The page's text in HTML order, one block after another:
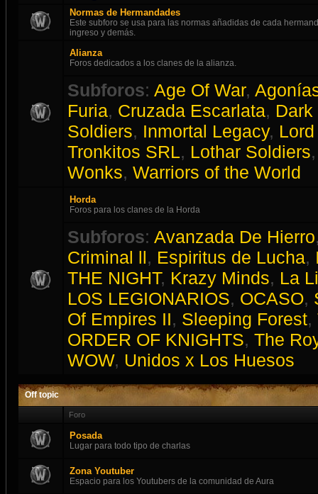
Normas de Hermandades
Este subforo se usa para las normas añadidas de cada
ingreso y demás.
Alianza
Foros dedicados a los clanes de la alianza.
Subforos: Age Of War,
Furia, Cruzada Escarlata,
Soldiers, Inmortal Legacy,
Tronkitos SRL, Lothar Soldiers
Wonks, Warriors of the World
Horda
Foros para los clanes de la Horda
Subforos: Avanzada De Hierro
Criminal ll, Espiritus de Lucha,
THE NIGHT, Krazy Minds, La
LOS LEGIONARIOS, OCASO,
Of Empires II, Sleeping Forest,
ORDER OF KNIGHTS, The
WOW, Unidos x Los Huesos
Off topic
Foro
Posada
Lugar para todo tipo de charlas
Zona Youtuber
Espacio para los Youtubers de la comunidad de Aura